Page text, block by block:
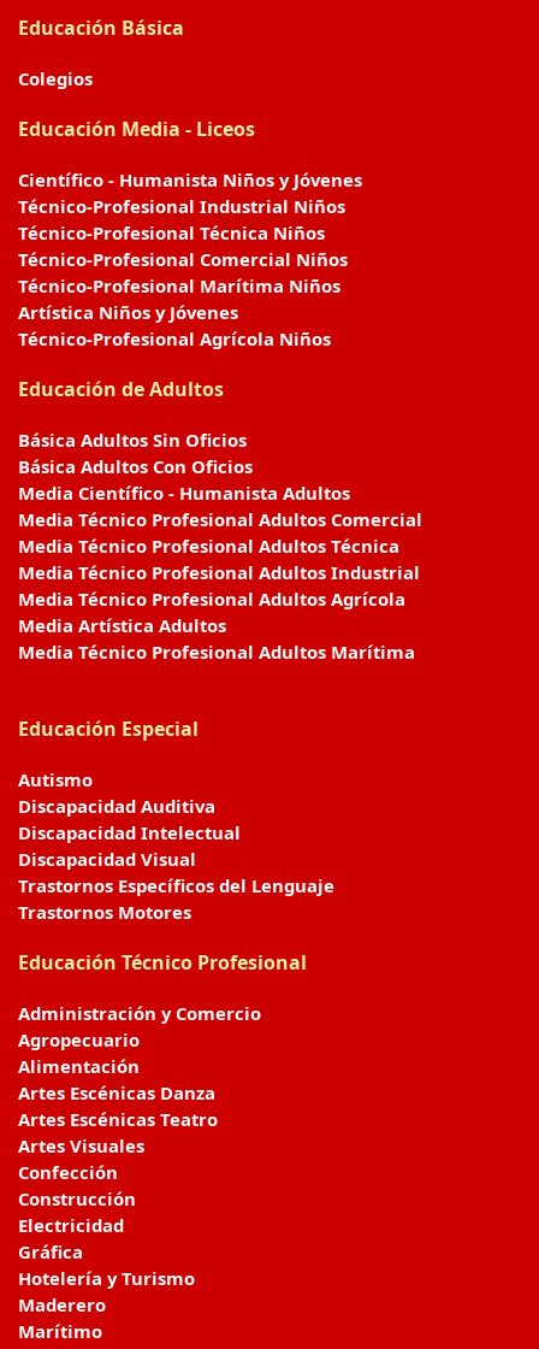
Educación Básica
Colegios
Educación Media - Liceos
Científico - Humanista Niños y Jóvenes
Técnico-Profesional Industrial Niños
Técnico-Profesional Técnica Niños
Técnico-Profesional Comercial Niños
Técnico-Profesional Marítima Niños
Artística Niños y Jóvenes
Técnico-Profesional Agrícola Niños
Educación de Adultos
Básica Adultos Sin Oficios
Básica Adultos Con Oficios
Media Científico - Humanista Adultos
Media Técnico Profesional Adultos Comercial
Media Técnico Profesional Adultos Técnica
Media Técnico Profesional Adultos Industrial
Media Técnico Profesional Adultos Agrícola
Media Artística Adultos
Media Técnico Profesional Adultos Marítima
Educación Especial
Autismo
Discapacidad Auditiva
Discapacidad Intelectual
Discapacidad Visual
Trastornos Específicos del Lenguaje
Trastornos Motores
Educación Técnico Profesional
Administración y Comercio
Agropecuario
Alimentación
Artes Escénicas Danza
Artes Escénicas Teatro
Artes Visuales
Confección
Construcción
Electricidad
Gráfica
Hotelería y Turismo
Maderero
Marítimo